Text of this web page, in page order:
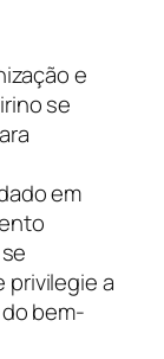
e
se
em
privilegie a
bem-